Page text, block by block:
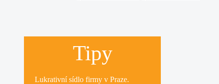
Tipy
Lukrativnísídlo firmy v Praze.